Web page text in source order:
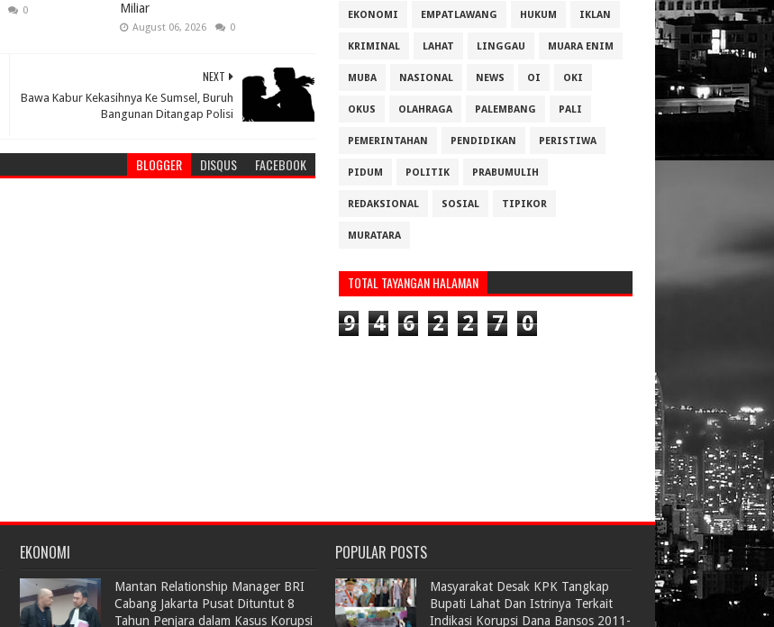
0
Miliar
August 06, 2026 0
NEXT
Bawa Kabur Kekasihnya Ke Sumsel, Buruh
Bangunan Ditangap Polisi
BLOGGER DISQUS FACEBOOK
EKONOMI EMPATLAWANG HUKUM IKLAN
KRIMINAL LAHAT LINGGAU MUARA ENIM
MUBA NASIONAL NEWS OI OKI
OKUS OLAHRAGA PALEMBANG PALI
PEMERINTAHAN PENDIDIKAN PERISTIWA
PIDUM POLITIK PRABUMULIH
REDAKSIONAL SOSIAL TIPIKOR
MURATARA
TOTAL TAYANGAN HALAMAN
9 4 6 2 2 7 0
EKONOMI
Mantan Relationship Manager BRI
Cabang Jakarta Pusat Dituntut 8
Tahun Penjara dalam Kasus Korupsi
POPULAR POSTS
Masyarakat Desak KPK Tangkap
Bupati Lahat Dan Istrinya Terkait
Indikasi Korupsi Dana Bansos 2011-